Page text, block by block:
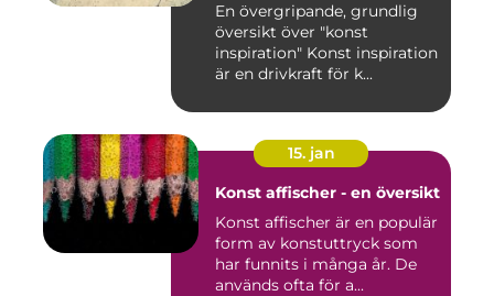
En övergripande, grundlig
översikt över "konst
inspiration" Konst inspiration
är en drivkraft för k...
15. jan
Konst affischer - en översikt
Konst affischer är en populär
form av konstuttryck som
har funnits i många år. De
används ofta för a...